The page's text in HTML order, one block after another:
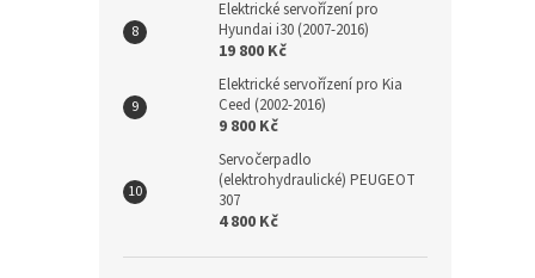
Elektrické servořízení pro
Hyundai i30 (2007-2016)
19 800 Kč
Elektrické servořízení pro Kia
Ceed (2002-2016)
9 800 Kč
Servočerpadlo
(elektrohydraulické) PEUGEOT
307
4 800 Kč